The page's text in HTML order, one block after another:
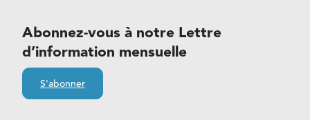
Abonnez-vous à notre Lettre
d’information mensuelle
S'abonner